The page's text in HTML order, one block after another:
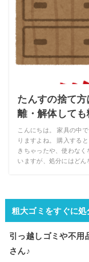
たんすの捨て
離・解体しても
こんにちは。 家具の中
りますよね。 購入する
きちゃったや、使わな
いますが、処分にはどん
粗大ゴミをすぐに
引っ越しゴミや不用
さん♪